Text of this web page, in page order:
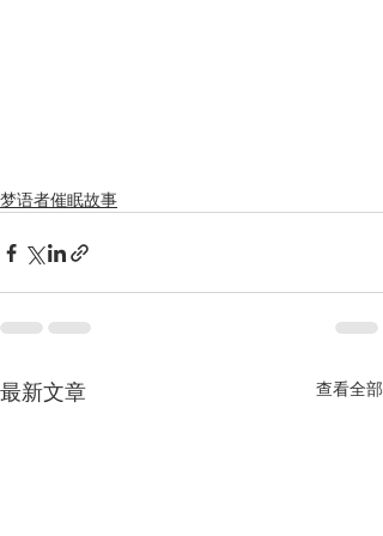
梦语者催眠故事
最新文章 查看全部